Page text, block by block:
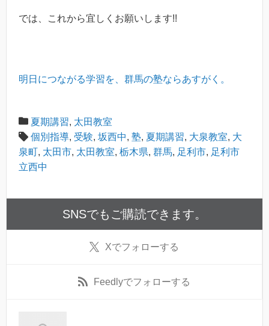
では、これから宜しくお願いします!!
明日につながる学習を、群馬の塾ならあすがく。
夏期講習, 太田教室
個別指導, 受験, 坂西中, 塾, 夏期講習, 大泉教室, 大
泉町, 太田市, 太田教室, 栃木県, 群馬, 足利市, 足利市
立西中
SNSでもご購読できます。
Xでフォローする
Feedlyでフォローする